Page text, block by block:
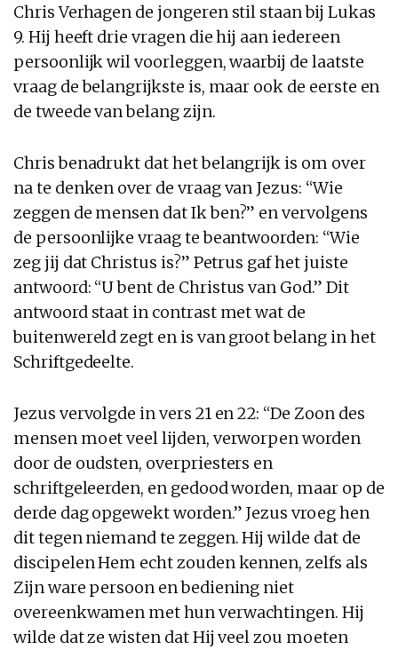
Chris Verhagen de jongeren stil staan bij Lukas
9. Hij heeft drie vragen die hij aan iedereen
persoonlijk wil voorleggen, waarbij de laatste
vraag de belangrijkste is, maar ook de eerste en
de tweede van belang zijn.
Chris benadrukt dat het belangrijk is om over
na te denken over de vraag van Jezus: “Wie
zeggen de mensen dat Ik ben?” en vervolgens
de persoonlijke vraag te beantwoorden: “Wie
zeg jij dat Christus is?” Petrus gaf het juiste
antwoord: “U bent de Christus van God.” Dit
antwoord staat in contrast met wat de
buitenwereld zegt en is van groot belang in het
Schriftgedeelte.
Jezus vervolgde in vers 21 en 22: “De Zoon des
mensen moet veel lijden, verworpen worden
door de oudsten, overpriesters en
schriftgeleerden, en gedood worden, maar op de
derde dag opgewekt worden.” Jezus vroeg hen
dit tegen niemand te zeggen. Hij wilde dat de
discipelen Hem echt zouden kennen, zelfs als
Zijn ware persoon en bediening niet
overeenkwamen met hun verwachtingen. Hij
wilde dat ze wisten dat Hij veel zou moeten